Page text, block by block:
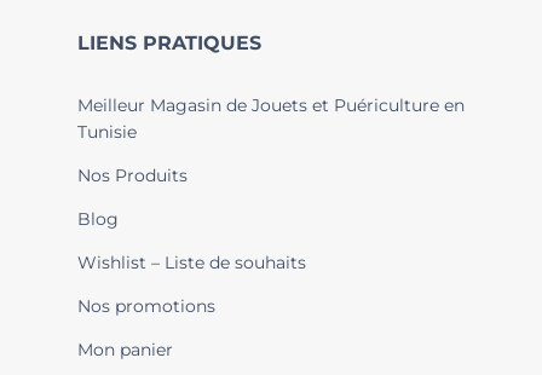
LIENS PRATIQUES
Meilleur Magasin de Jouets et Puériculture en
Tunisie
Nos Produits
Blog
Wishlist – Liste de souhaits
Nos promotions
Mon panier